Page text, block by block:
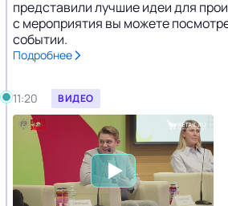
представили лучшие идеи для
с мероприятия вы можете
событии.
Подробнее
11:20 ВИДЕО